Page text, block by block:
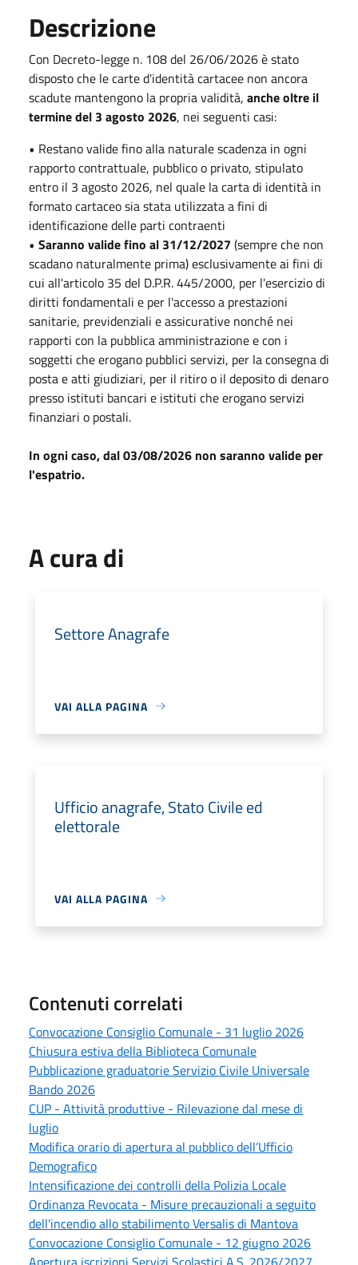
Descrizione
Con Decreto-legge n. 108 del 26/06/2026 è stato
disposto che le carte d'identità cartacee non ancora
scadute mantengono la propria validità, anche oltre il
termine del 3 agosto 2026, nei seguenti casi:
• Restano valide fino alla naturale scadenza in ogni
rapporto contrattuale, pubblico o privato, stipulato
entro il 3 agosto 2026, nel quale la carta di identità in
formato cartaceo sia stata utilizzata a fini di
identificazione delle parti contraenti
• Saranno valide fino al 31/12/2027 (sempre che non
scadano naturalmente prima) esclusivamente ai fini di
cui all'articolo 35 del D.P.R. 445/2000, per l'esercizio di
diritti fondamentali e per l'accesso a prestazioni
sanitarie, previdenziali e assicurative nonché nei
rapporti con la pubblica amministrazione e con i
soggetti che erogano pubblici servizi, per la consegna di
posta e atti giudiziari, per il ritiro o il deposito di denaro
presso istituti bancari e istituti che erogano servizi
finanziari o postali.
In ogni caso, dal 03/08/2026 non saranno valide per
l'espatrio.
A cura di
Settore Anagrafe
VAI ALLA PAGINA
Ufficio anagrafe, Stato Civile ed
elettorale
VAI ALLA PAGINA
Contenuti correlati
Convocazione Consiglio Comunale - 31 luglio 2026
Chiusura estiva della Biblioteca Comunale
Pubblicazione graduatorie Servizio Civile Universale
Bando 2026
CUP - Attività produttive - Rilevazione dal mese di
luglio
Modifica orario di apertura al pubblico dell’Ufficio
Demografico
Intensificazione dei controlli della Polizia Locale
Ordinanza Revocata - Misure precauzionali a seguito
dell'incendio allo stabilimento Versalis di Mantova
Convocazione Consiglio Comunale - 12 giugno 2026